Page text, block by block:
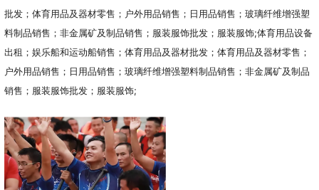
批发；体育用品及器材零售；户外用品销售；日用品销售；玻璃纤维增强塑
料制品销售；非金属矿及制品销售；服装服饰批发；服装服饰;体育用品设备
出租；娱乐船和运动船销售；体育用品及器材批发；体育用品及器材零售；
户外用品销售；日用品销售；玻璃纤维增强塑料制品销售；非金属矿及制品
销售；服装服饰批发；服装服饰;